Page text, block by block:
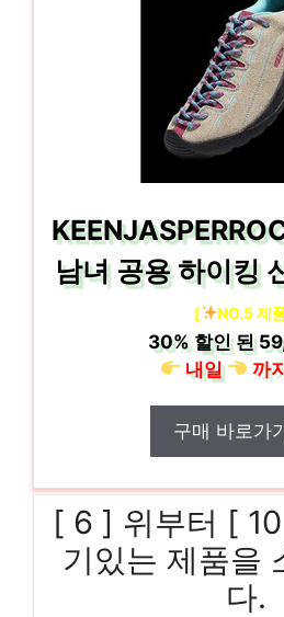
남녀 공용 하이킹
[ NO.5 제
30% 할인 된
내일
까
구매 바로가
[ 6 ] 위부터 [
기있는 제품을
다.